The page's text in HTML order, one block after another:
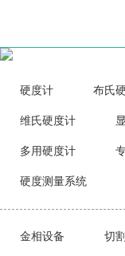
硬度计 布氏
维氏硬度计
多用硬度计
硬度测量系统
金相设备 切